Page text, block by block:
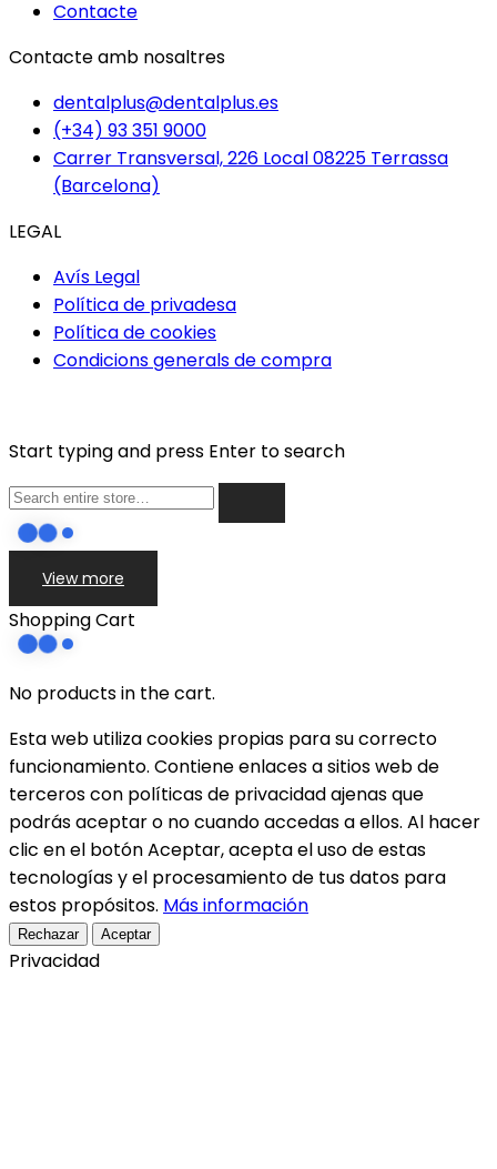
Contacte
Contacte amb nosaltres
dentalplus@dentalplus.es
(+34) 93 351 9000
Carrer Transversal, 226 Local 08225 Terrassa
(Barcelona)
LEGAL
Avís Legal
Política de privadesa
Política de cookies
Condicions generals de compra
Start typing and press Enter to search
View more
Shopping Cart
No products in the cart.
Esta web utiliza cookies propias para su correcto
funcionamiento. Contiene enlaces a sitios web de
terceros con políticas de privacidad ajenas que
podrás aceptar o no cuando accedas a ellos. Al hacer
clic en el botón Aceptar, acepta el uso de estas
tecnologías y el procesamiento de tus datos para
estos propósitos. Más información
Rechazar Aceptar
Privacidad